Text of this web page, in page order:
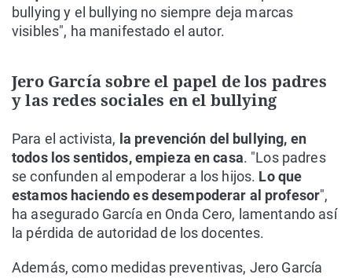
bullying y el bullying no siempre deja marcas
visibles", ha manifestado el autor.
Jero García sobre el papel de los padres
y las redes sociales en el bullying
Para el activista, la prevención del bullying, en
todos los sentidos, empieza en casa. "Los padres
se confunden al empoderar a los hijos. Lo que
estamos haciendo es desempoderar al profesor",
ha asegurado García en Onda Cero, lamentando así
la pérdida de autoridad de los docentes.
Además, como medidas preventivas, Jero García